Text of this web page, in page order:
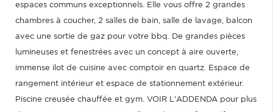
espaces communs exceptionnels. Elle vous offre 2 grandes
chambres à coucher, 2 salles de bain, salle de lavage, balcon
avec une sortie de gaz pour votre bbq. De grandes pièces
lumineuses et fenestrées avec un concept à aire ouverte,
immense ilot de cuisine avec comptoir en quartz. Espace de
rangement intérieur et espace de stationnement extérieur.
Piscine creusée chauffée et gym. VOIR L'ADDENDA pour plus